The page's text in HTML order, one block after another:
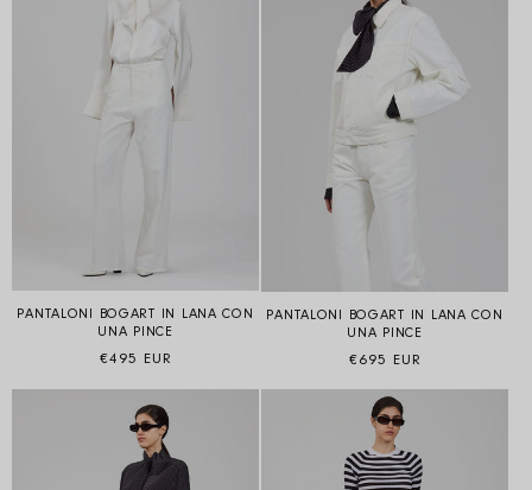
PANTALONI BOGART IN LANA CON
UNA PINCE
Prezzo di listino
€495 EUR
PANTALONI BOGART IN LANA CON
UNA PINCE
Prezzo di listino
€695 EUR